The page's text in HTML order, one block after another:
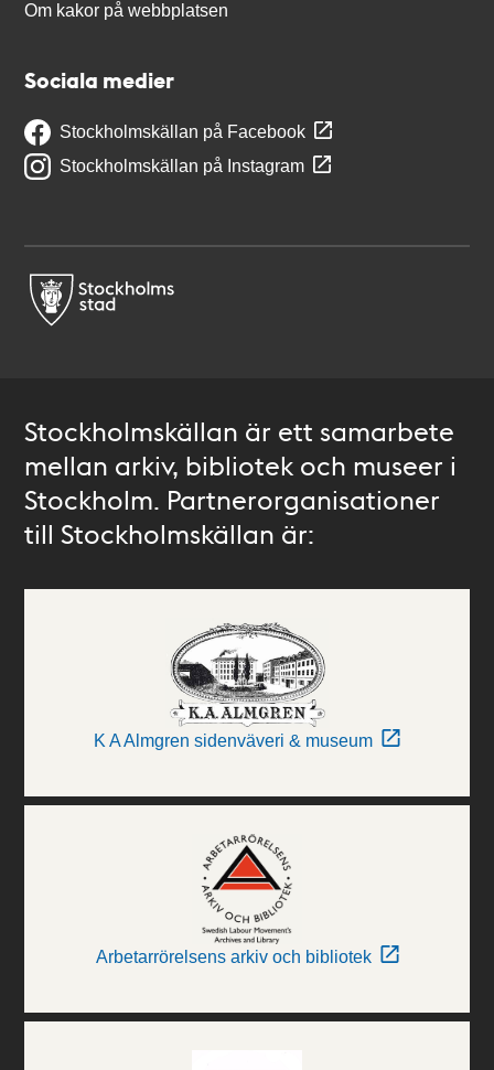
Om kakor på webbplatsen
Sociala medier
Stockholmskällan på Facebook
Stockholmskällan på Instagram
Stockholmskällan är ett samarbete
mellan arkiv, bibliotek och museer i
Stockholm. Partnerorganisationer
till Stockholmskällan är:
K A Almgren sidenväveri & museum
Arbetarrörelsens arkiv och bibliotek